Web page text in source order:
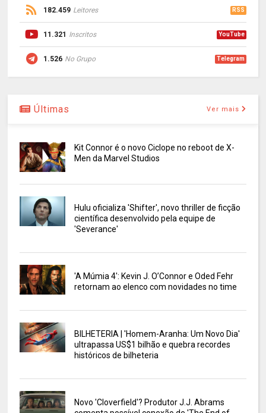
182.459 Leitores RSS
11.321 Inscritos YouTube
1.526 No Grupo Telegram
Últimas Ver mais
Kit Connor é o novo Ciclope no reboot de X-
Men da Marvel Studios
Hulu oficializa 'Shifter', novo thriller de ficção
científica desenvolvido pela equipe de
'Severance'
'A Múmia 4': Kevin J. O’Connor e Oded Fehr
retornam ao elenco com novidades no time
BILHETERIA | 'Homem-Aranha: Um Novo Dia'
ultrapassa US$1 bilhão e quebra recordes
históricos de bilheteria
Novo 'Cloverfield'? Produtor J.J. Abrams